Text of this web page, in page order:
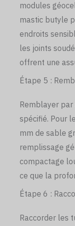
modules
mastic butyle
endroits
les joints
offrent une
Étape 5 :
Remblayer
spécifié. Pour
mm de sable
remplissage
compactage
ce que la
Étape 6 :
Raccorder les